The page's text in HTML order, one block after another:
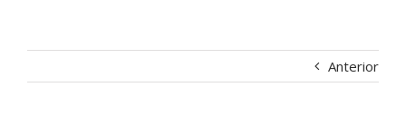
Anterior